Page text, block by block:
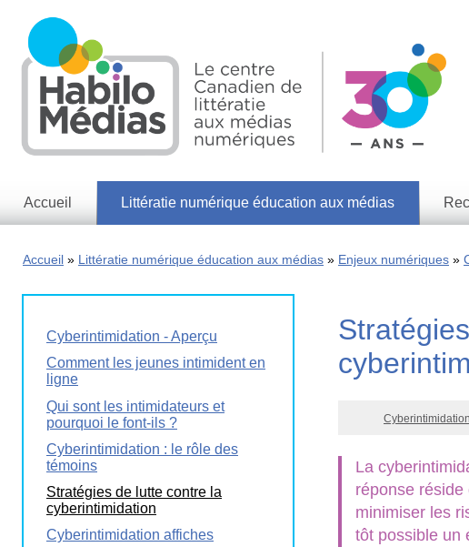
main
content
Accueil Littératie numérique éducation aux médias
générales
des
Enjeux
éducatifs
La
éducation
Ateliers
de
Accueil Littératie numérique éducation aux médias Enjeux numériques
Cyberintimidation
La
réponse réside
minimiser les
tôt possible un
Cyberintimidation - Aperçu
Comment les jeunes intimident en
ligne
Qui sont les intimidateurs et
pourquoi le font-ils ?
Cyberintimidation : le rôle des
témoins
Stratégies de lutte contre la
cyberintimidation
Cyberintimidation affiches